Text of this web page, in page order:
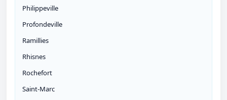
Philippeville
Profondeville
Ramillies
Rhisnes
Rochefort
Saint-Marc